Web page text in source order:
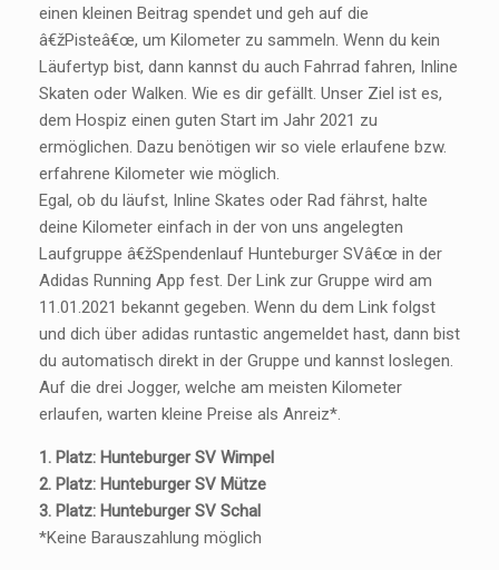
einen kleinen Beitrag spendet und geh auf die
â€žPisteâ€œ, um Kilometer zu sammeln. Wenn du kein
Läufertyp bist, dann kannst du auch Fahrrad fahren, Inline
Skaten oder Walken. Wie es dir gefällt. Unser Ziel ist es,
dem Hospiz einen guten Start im Jahr 2021 zu
ermöglichen. Dazu benötigen wir so viele erlaufene bzw.
erfahrene Kilometer wie möglich.
Egal, ob du läufst, Inline Skates oder Rad fährst, halte
deine Kilometer einfach in der von uns angelegten
Laufgruppe â€žSpendenlauf Hunteburger SVâ€œ in der
Adidas Running App fest. Der Link zur Gruppe wird am
11.01.2021 bekannt gegeben. Wenn du dem Link folgst
und dich über adidas runtastic angemeldet hast, dann bist
du automatisch direkt in der Gruppe und kannst loslegen.
Auf die drei Jogger, welche am meisten Kilometer
erlaufen, warten kleine Preise als Anreiz*.
1. Platz: Hunteburger SV Wimpel
2. Platz: Hunteburger SV Mütze
3. Platz: Hunteburger SV Schal
*Keine Barauszahlung möglich